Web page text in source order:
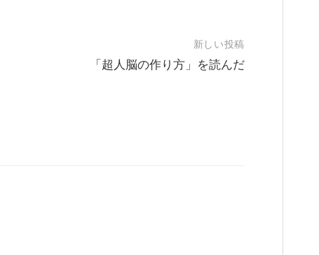
新しい投稿
「超人脳の作り方」を読んだ